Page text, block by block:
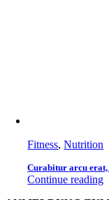
Fitness,Nutrition
Curabitur arcu
Continue reading